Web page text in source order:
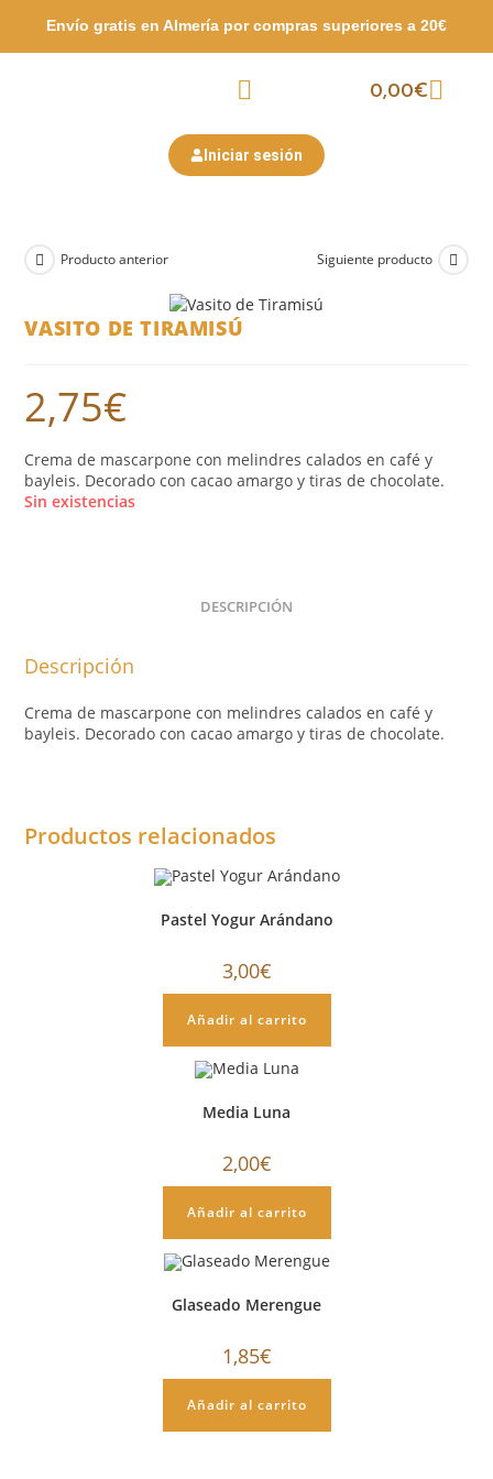
Envío gratis en Almería por compras superiores a 20€
0,00€
Iniciar sesión
Producto anterior Siguiente producto
VASITO DE TIRAMISÚ
2,75€
Crema de mascarpone con melindres calados en café y
bayleis. Decorado con cacao amargo y tiras de chocolate.
Sin existencias
DESCRIPCIÓN
Descripción
Crema de mascarpone con melindres calados en café y
bayleis. Decorado con cacao amargo y tiras de chocolate.
Productos relacionados
Pastel Yogur Arándano
3,00€
Añadir al carrito
Media Luna
2,00€
Añadir al carrito
Glaseado Merengue
1,85€
Añadir al carrito